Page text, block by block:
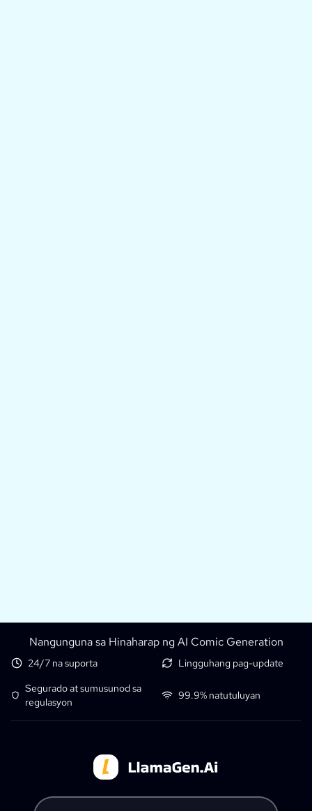
Nangunguna sa Hinaharap ng AI Comic Generation
24/7 na suporta
Lingguhang pag-update
Segurado at sumusunod sa
regulasyon
99.9% natutuluyan
Tell LlamaGen what you want to make